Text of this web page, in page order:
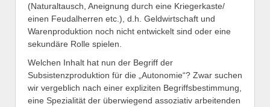
(Naturaltausch, Aneignung durch eine Kriegerkaste/
einen Feudalherren etc.), d.h. Geldwirtschaft und
Warenproduktion noch nicht entwickelt sind oder eine
sekundäre Rolle spielen.
Welchen Inhalt hat nun der Begriff der
Subsistenzproduktion für die „Autonomie“? Zwar suchen
wir vergeblich nach einer expliziten Begriffsbestimmung,
eine Spezialität der überwiegend assoziativ arbeitenden